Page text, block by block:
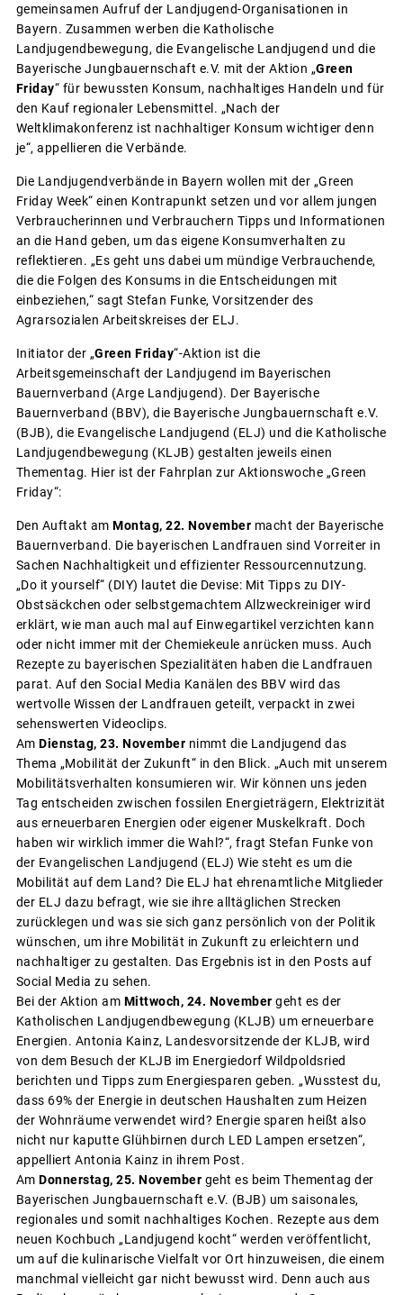
gemeinsamen Aufruf der Landjugend-Organisationen in
Bayern. Zusammen werben die Katholische
Landjugendbewegung, die Evangelische Landjugend und die
Bayerische Jungbauernschaft e.V. mit der Aktion „Green
Friday“ für bewussten Konsum, nachhaltiges Handeln und für
den Kauf regionaler Lebensmittel. „Nach der
Weltklimakonferenz ist nachhaltiger Konsum wichtiger denn
je“, appellieren die Verbände.
Die Landjugendverbände in Bayern wollen mit der „Green
Friday Week“ einen Kontrapunkt setzen und vor allem jungen
Verbraucherinnen und Verbrauchern Tipps und Informationen
an die Hand geben, um das eigene Konsumverhalten zu
reflektieren. „Es geht uns dabei um mündige Verbrauchende,
die die Folgen des Konsums in die Entscheidungen mit
einbeziehen,“ sagt Stefan Funke, Vorsitzender des
Agrarsozialen Arbeitskreises der ELJ.
Initiator der „Green Friday“-Aktion ist die
Arbeitsgemeinschaft der Landjugend im Bayerischen
Bauernverband (Arge Landjugend). Der Bayerische
Bauernverband (BBV), die Bayerische Jungbauernschaft e.V.
(BJB), die Evangelische Landjugend (ELJ) und die Katholische
Landjugendbewegung (KLJB) gestalten jeweils einen
Thementag. Hier ist der Fahrplan zur Aktionswoche „Green
Friday“:
Den Auftakt am Montag, 22. November macht der Bayerische
Bauernverband. Die bayerischen Landfrauen sind Vorreiter in
Sachen Nachhaltigkeit und effizienter Ressourcennutzung.
„Do it yourself“ (DIY) lautet die Devise: Mit Tipps zu DIY-
Obstsäckchen oder selbstgemachtem Allzweckreiniger wird
erklärt, wie man auch mal auf Einwegartikel verzichten kann
oder nicht immer mit der Chemiekeule anrücken muss. Auch
Rezepte zu bayerischen Spezialitäten haben die Landfrauen
parat. Auf den Social Media Kanälen des BBV wird das
wertvolle Wissen der Landfrauen geteilt, verpackt in zwei
sehenswerten Videoclips.
Am Dienstag, 23. November nimmt die Landjugend das
Thema „Mobilität der Zukunft“ in den Blick. „Auch mit unserem
Mobilitätsverhalten konsumieren wir. Wir können uns jeden
Tag entscheiden zwischen fossilen Energieträgern, Elektrizität
aus erneuerbaren Energien oder eigener Muskelkraft. Doch
haben wir wirklich immer die Wahl?“, fragt Stefan Funke von
der Evangelischen Landjugend (ELJ) Wie steht es um die
Mobilität auf dem Land? Die ELJ hat ehrenamtliche Mitglieder
der ELJ dazu befragt, wie sie ihre alltäglichen Strecken
zurücklegen und was sie sich ganz persönlich von der Politik
wünschen, um ihre Mobilität in Zukunft zu erleichtern und
nachhaltiger zu gestalten. Das Ergebnis ist in den Posts auf
Social Media zu sehen.
Bei der Aktion am Mittwoch, 24. November geht es der
Katholischen Landjugendbewegung (KLJB) um erneuerbare
Energien. Antonia Kainz, Landesvorsitzende der KLJB, wird
von dem Besuch der KLJB im Energiedorf Wildpoldsried
berichten und Tipps zum Energiesparen geben. „Wusstest du,
dass 69% der Energie in deutschen Haushalten zum Heizen
der Wohnräume verwendet wird? Energie sparen heißt also
nicht nur kaputte Glühbirnen durch LED Lampen ersetzen“,
appelliert Antonia Kainz in ihrem Post.
Am Donnerstag, 25. November geht es beim Thementag der
Bayerischen Jungbauernschaft e.V. (BJB) um saisonales,
regionales und somit nachhaltiges Kochen. Rezepte aus dem
neuen Kochbuch „Landjugend kocht“ werden veröffentlicht,
um auf die kulinarische Vielfalt vor Ort hinzuweisen, die einem
manchmal vielleicht gar nicht bewusst wird. Denn auch aus